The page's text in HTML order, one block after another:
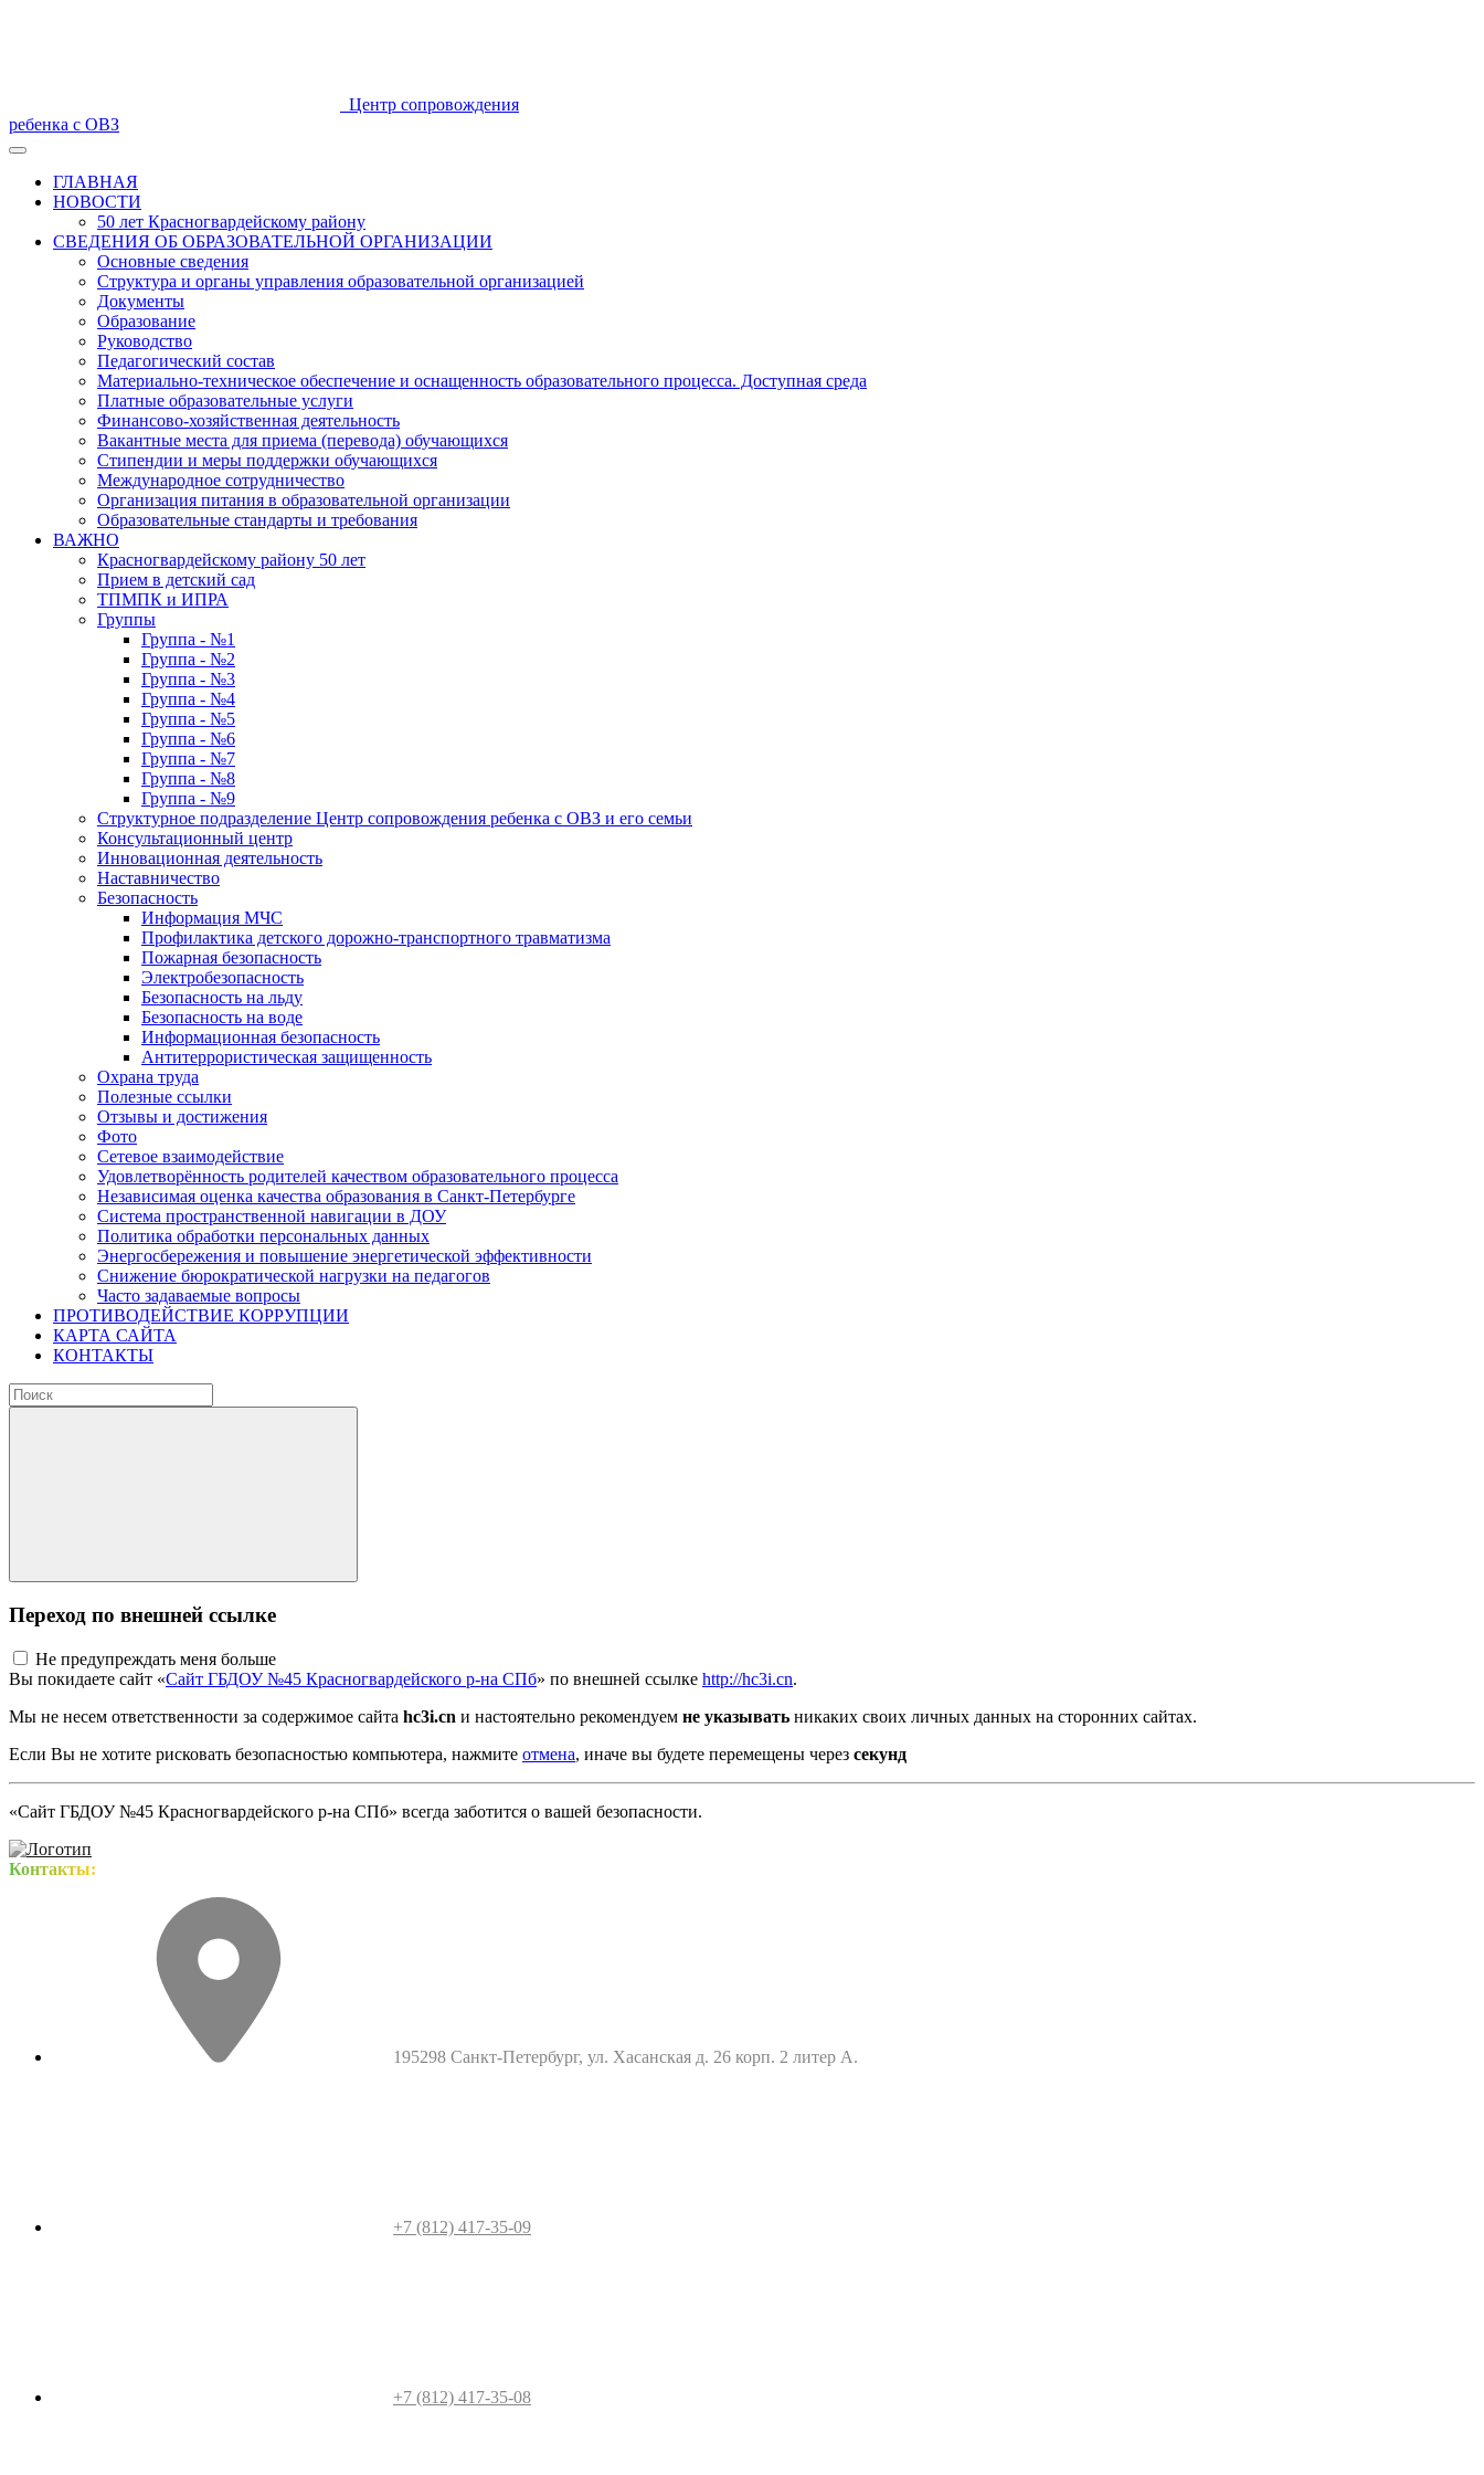
Центр сопровождения
ребенка с ОВЗ
ГЛАВНАЯ
НОВОСТИ
50 лет Красногвардейскому району
СВЕДЕНИЯ ОБ ОБРАЗОВАТЕЛЬНОЙ ОРГАНИЗАЦИИ
Основные сведения
Структура и органы управления образовательной организацией
Документы
Образование
Руководство
Педагогический состав
Материально-техническое обеспечение и оснащенность образовательного процесса. Доступная среда
Платные образовательные услуги
Финансово-хозяйственная деятельность
Вакантные места для приема (перевода) обучающихся
Стипендии и меры поддержки обучающихся
Международное сотрудничество
Организация питания в образовательной организации
Образовательные стандарты и требования
ВАЖНО
Красногвардейскому району 50 лет
Прием в детский сад
ТПМПК и ИПРА
Группы
Группа - №1
Группа - №2
Группа - №3
Группа - №4
Группа - №5
Группа - №6
Группа - №7
Группа - №8
Группа - №9
Структурное подразделение Центр сопровождения ребенка с ОВЗ и его семьи
Консультационный центр
Инновационная деятельность
Наставничество
Безопасность
Информация МЧС
Профилактика детского дорожно-транспортного травматизма
Пожарная безопасность
Электробезопасность
Безопасность на льду
Безопасность на воде
Информационная безопасность
Антитеррористическая защищенность
Охрана труда
Полезные ссылки
Отзывы и достижения
Фото
Сетевое взаимодействие
Удовлетворённость родителей качеством образовательного процесса
Независимая оценка качества образования в Санкт-Петербурге
Система пространственной навигации в ДОУ
Политика обработки персональных данных
Энергосбережения и повышение энергетической эффективности
Снижение бюрократической нагрузки на педагогов
Часто задаваемые вопросы
ПРОТИВОДЕЙСТВИЕ КОРРУПЦИИ
КАРТА САЙТА
КОНТАКТЫ
Переход по внешней ссылке
Не предупреждать меня больше
Вы покидаете сайт «Сайт ГБДОУ №45 Красногвардейского р-на СПб» по внешней ссылке http://hc3i.cn.
Мы не несем ответственности за содержимое сайта hc3i.cn и настоятельно рекомендуем не указывать никаких своих личных данных на сторонних сайтах.
Если Вы не хотите рисковать безопасностью компьютера, нажмите отмена, иначе вы будете перемещены через секунд
«Сайт ГБДОУ №45 Красногвардейского р-на СПб» всегда заботится о вашей безопасности.
Контакты:
195298 Санкт-Петербург, ул. Хасанская д. 26 корп. 2 литер А.
+7 (812) 417-35-09
+7 (812) 417-35-08